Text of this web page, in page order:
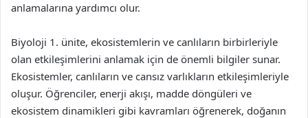
anlamalarına yardımcı olur.
Biyoloji 1. ünite, ekosistemlerin ve canlıların birbirleriyle
olan etkileşimlerini anlamak için de önemli bilgiler sunar.
Ekosistemler, canlıların ve cansız varlıkların etkileşimleriyle
oluşur. Öğrenciler, enerji akışı, madde döngüleri ve
ekosistem dinamikleri gibi kavramları öğrenerek, doğanın